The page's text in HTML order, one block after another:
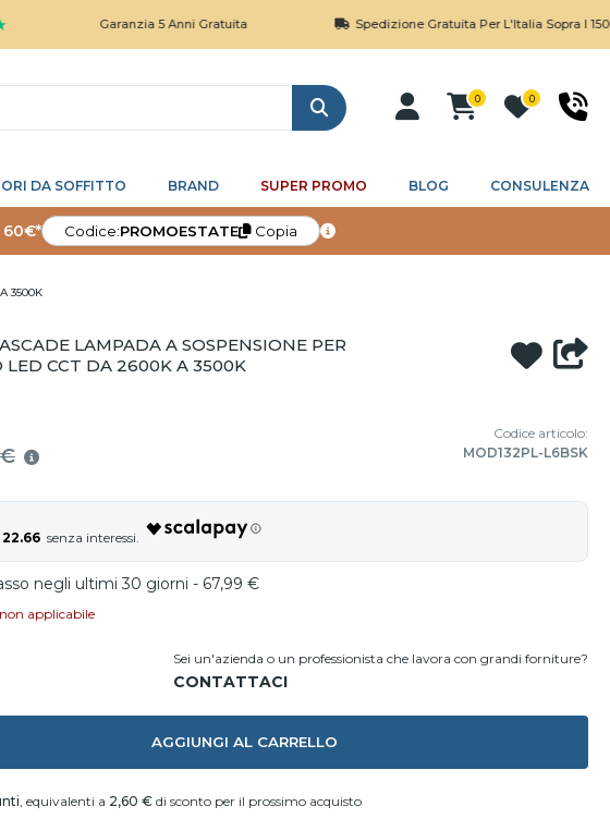
Garanzia 5 Anni Gratuita Spedizione Gratuita Per L'Italia Sopra I 150€
Cerca
0 0
DA SOFFITTO BRAND SUPER PROMO BLOG CONSULENZA
60€* Codice:PROMOESTATE Copia
3500K
LAMPADA A SOSPENSIONE PER
LED CCT DA 2600K A 3500K
Codice articolo:
MOD132PL-L6BSK
negli ultimi 30 giorni - 67,99 €
applicabile
Sei un'azienda o un professionista che lavora con grandi forniture?
AGGIUNGI AL CARRELLO
, equivalenti a 2,60 € di sconto per il prossimo acquisto